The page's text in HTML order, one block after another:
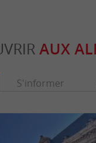
AUX
S'informer